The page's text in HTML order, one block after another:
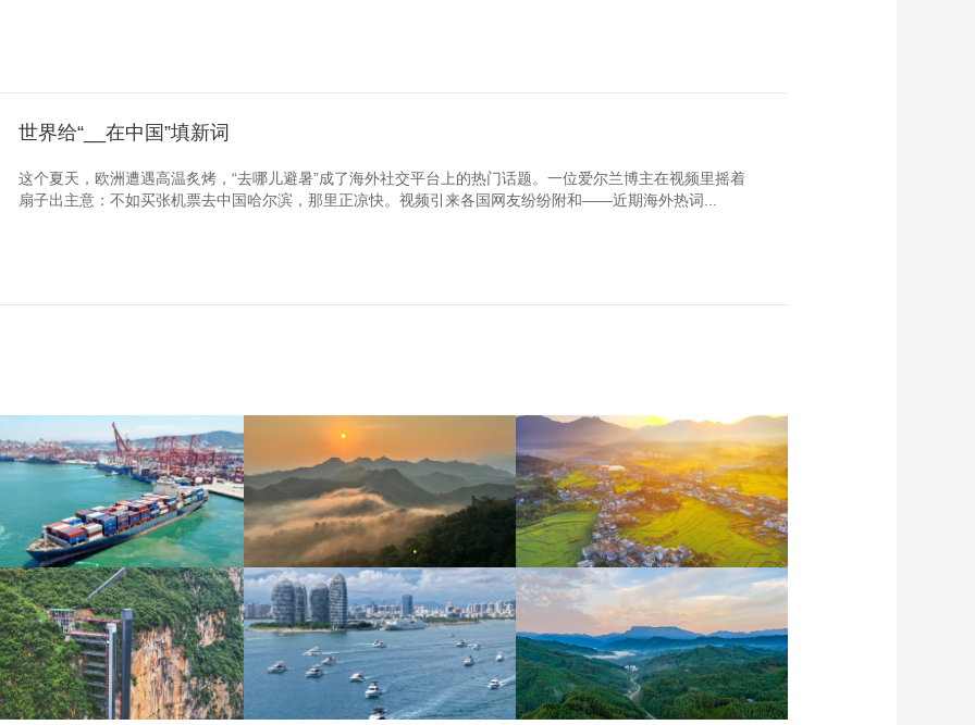
世界给“__在中国”填新词
这个夏天，欧洲遭遇高温炙烤，“去哪儿避暑”成了海外社交平台上的热门话题。一位爱尔兰博主在视频里摇着
扇子出主意：不如买张机票去中国哈尔滨，那里正凉快。视频引来各国网友纷纷附和——近期海外热词...
岛港今年新辟16条国际
线
河北承德：金山岭长城日
出云海翻涌
安徽岳西：晨光铺洒山乡
稻田